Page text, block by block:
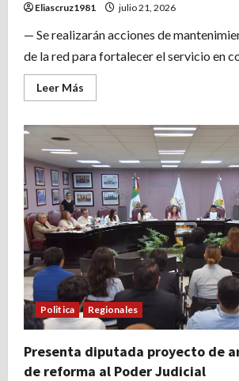
Eliascruz1981 julio 21, 2026
— Se realizarán acciones de
de la red para fortalecer el servicio en
Leer Más
más
para
Tuxpan
Politica Regionales
Presenta diputada proyecto de
de reforma al Poder Judicial